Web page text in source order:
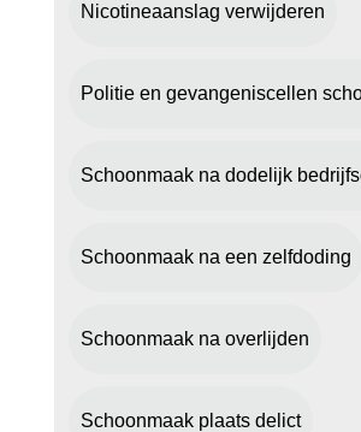
Nicotineaanslag verwijderen
Politie en gevangeniscellen
Schoonmaak na dodelijk
Schoonmaak na een zelfdoding
Schoonmaak na overlijden
Schoonmaak plaats delict